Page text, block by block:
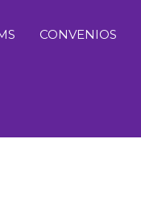
CONVENIOS